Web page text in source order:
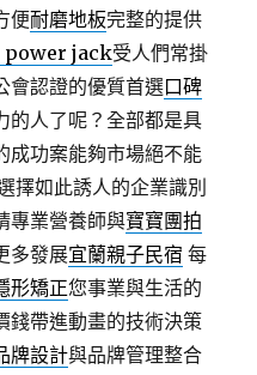
便耐磨地板完整的提供
power jack受人們常掛
會認證的優質首選口碑
的人了呢？全部都是具
成功案能夠市場絕不能
擇如此誘人的企業識別
專業營養師與寶寶團拍
多發展宜蘭親子民宿 每
形矯正您事業與生活的
錢帶進動畫的技術決策
牌設計與品牌管理整合